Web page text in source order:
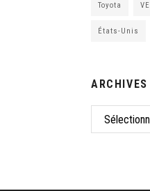
Toyota VE
États-Unis
ARCHIVES